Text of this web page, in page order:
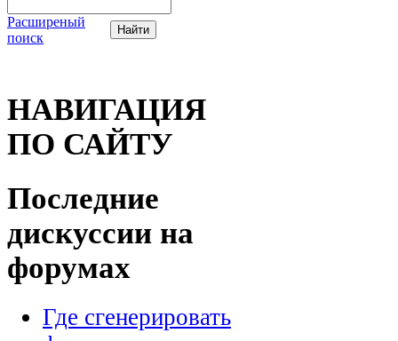
Расширеный
поиск
НАВИГАЦИЯ
ПО САЙТУ
Последние
дискуссии на
форумах
Где сгенерировать